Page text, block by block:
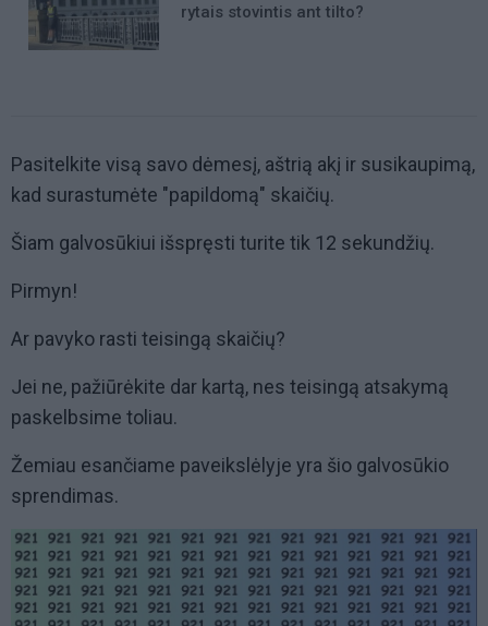
rytais stovintis ant tilto?
Pasitelkite visą savo dėmesį, aštrią akį ir susikaupimą,
kad surastumėte "papildomą" skaičių.
Šiam galvosūkiui išspręsti turite tik 12 sekundžių.
Pirmyn!
Ar pavyko rasti teisingą skaičių?
Jei ne, pažiūrėkite dar kartą, nes teisingą atsakymą
paskelbsime toliau.
Žemiau esančiame paveikslėlyje yra šio galvosūkio
sprendimas.